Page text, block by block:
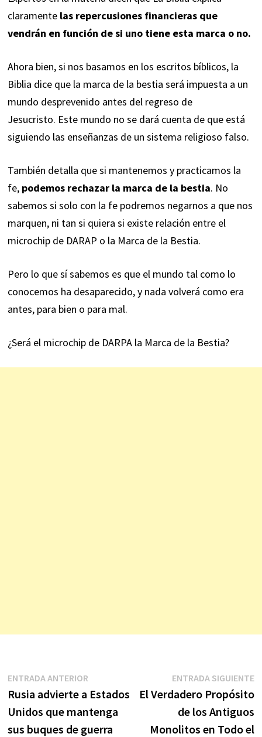
claramente las repercusiones financieras que
vendrán en función de si uno tiene esta marca o no.
Ahora bien, si nos basamos en los escritos bíblicos, la
Biblia dice que la marca de la bestia será impuesta a un
mundo desprevenido antes del regreso de
Jesucristo. Este mundo no se dará cuenta de que está
siguiendo las enseñanzas de un sistema religioso falso.
También detalla que si mantenemos y practicamos la
fe, podemos rechazar la marca de la bestia. No
sabemos si solo con la fe podremos negarnos a que nos
marquen, ni tan si quiera si existe relación entre el
microchip de DARAP o la Marca de la Bestia.
Pero lo que sí sabemos es que el mundo tal como lo
conocemos ha desaparecido, y nada volverá como era
antes, para bien o para mal.
¿Será el microchip de DARPA la Marca de la Bestia?
Navegación
de
entradas
ENTRADA ANTERIOREntrada
anterior:
Rusia advierte a Estados
Unidos que mantenga
sus buques de guerra
ENTRADA SIGUIENTE
El Verdadero Propósito
de los Antiguos
Monolitos en Todo el